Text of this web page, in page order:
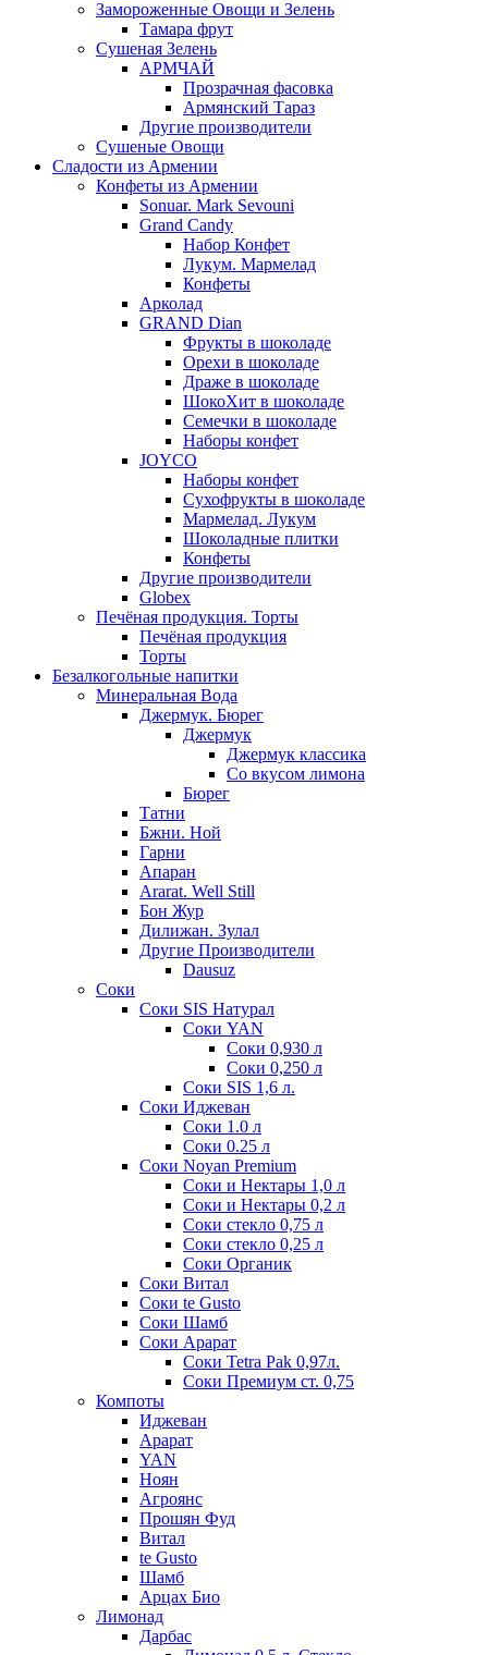
Замороженные Овощи и Зелень
Тамара фрут
Сушеная Зелень
АРМЧАЙ
Прозрачная фасовка
Армянский Тараз
Другие производители
Сушеные Овощи
Сладости из Армении
Конфеты из Армении
Sonuar. Mark Sevouni
Grand Candy
Набор Конфет
Лукум. Мармелад
Конфеты
Арколад
GRAND Dian
Фрукты в шоколаде
Орехи в шоколаде
Драже в шоколаде
ШокоХит в шоколаде
Семечки в шоколаде
Наборы конфет
JOYCO
Наборы конфет
Сухофрукты в шоколаде
Мармелад. Лукум
Шоколадные плитки
Конфеты
Другие производители
Globex
Печёная продукция. Торты
Печёная продукция
Торты
Безалкогольные напитки
Минеральная Вода
Джермук. Бюрег
Джермук
Джермук классика
Со вкусом лимона
Бюрег
Татни
Бжни. Ной
Гарни
Апаран
Ararat. Well Still
Бон Жур
Дилижан. Зулал
Другие Производители
Dausuz
Соки
Соки SIS Натурал
Соки YAN
Соки 0,930 л
Соки 0,250 л
Соки SIS 1,6 л.
Соки Иджеван
Соки 1.0 л
Соки 0.25 л
Соки Noyan Premium
Соки и Нектары 1,0 л
Соки и Нектары 0,2 л
Соки стекло 0,75 л
Соки стекло 0,25 л
Соки Органик
Соки Витал
Соки te Gusto
Соки Шамб
Соки Арарат
Соки Tetra Pak 0,97л.
Соки Премиум ст. 0,75
Компоты
Иджеван
Арарат
YAN
Ноян
Агроянс
Прошян Фуд
Витал
te Gusto
Шамб
Арцах Био
Лимонад
Дарбас